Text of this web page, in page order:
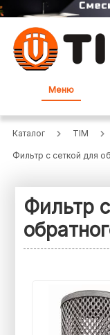
Меню
Каталог TIM
Фильтр с сеткой для
Фильтр